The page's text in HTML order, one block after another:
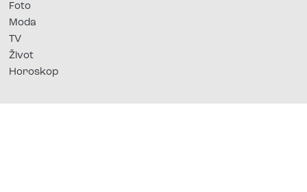
Foto
Moda
TV
Život
Horoskop